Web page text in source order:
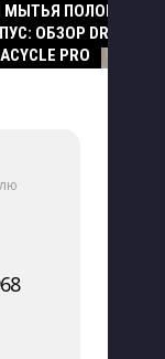
МЫТЬЯ ПОЛОВ И
ОБЗОР DREAME
PRO